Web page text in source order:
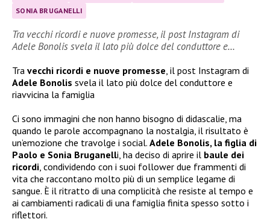
SONIA BRUGANELLI
Tra vecchi ricordi e nuove promesse, il post Instagram di
Adele Bonolis svela il lato più dolce del conduttore e…
Tra vecchi ricordi e nuove promesse, il post Instagram di
Adele Bonolis svela il lato più dolce del conduttore e
riavvicina la famiglia
Ci sono immagini che non hanno bisogno di didascalie, ma
quando le parole accompagnano la nostalgia, il risultato è
un’emozione che travolge i social. Adele Bonolis, la figlia di
Paolo e Sonia Bruganelli, ha deciso di aprire il baule dei
ricordi, condividendo con i suoi follower due frammenti di
vita che raccontano molto più di un semplice legame di
sangue. È il ritratto di una complicità che resiste al tempo e
ai cambiamenti radicali di una famiglia finita spesso sotto i
riflettori.